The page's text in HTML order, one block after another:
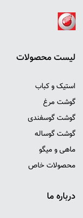
ليست محصولات
استیک و کباب
گوشت مرغ
گوشت گوسفندی
گوشت گوساله
ماهی و میگو
محصولات خاص
درباره ما